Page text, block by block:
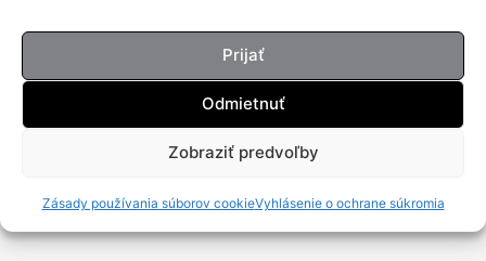
Prijať
Odmietnuť
Zobraziť predvoľby
Zásady používania súborov cookieVyhlásenie o ochrane súkromia